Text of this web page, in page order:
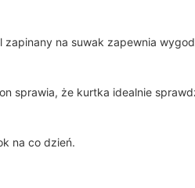
na suwak zapewnia
sprawia, że kurtka idealnie
na co dzień.